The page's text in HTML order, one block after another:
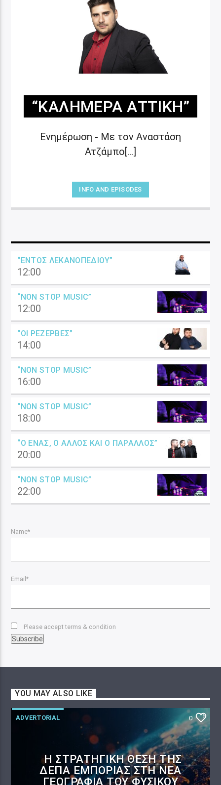
“ΚΑΛΗΜΈΡΑ ΑΤΤΙΚΉ”
Ενημέρωση - Με τον Αναστάση
Ατζάμπο[...]
INFO AND EPISODES
“ΕΝΤΌΣ ΛΕΚΑΝΟΠΕΔΊΟΥ”
12:00
“NON STOP MUSIC”
12:00
“ΟΙ ΡΕΖΈΡΒΕΣ”
14:00
“NON STOP MUSIC”
16:00
“NON STOP MUSIC”
18:00
“Ο ΈΝΑΣ, Ο ΆΛΛΟΣ ΚΑΙ Ο ΠΑΡΆΛΛΟΣ”
20:00
“NON STOP MUSIC”
22:00
Name*
Email*
Please accept terms & condition
YOU MAY ALSO LIKE
ADVERTORIAL 0
Η ΣΤΡΑΤΗΓΙΚΉ ΘΈΣΗ ΤΗΣ
ΔΕΠΑ ΕΜΠΟΡΊΑΣ ΣΤΗ ΝΈΑ
ΓΕΩΓΡΑΦΊΑ ΤΟΥ ΦΥΣΙΚΟΎ